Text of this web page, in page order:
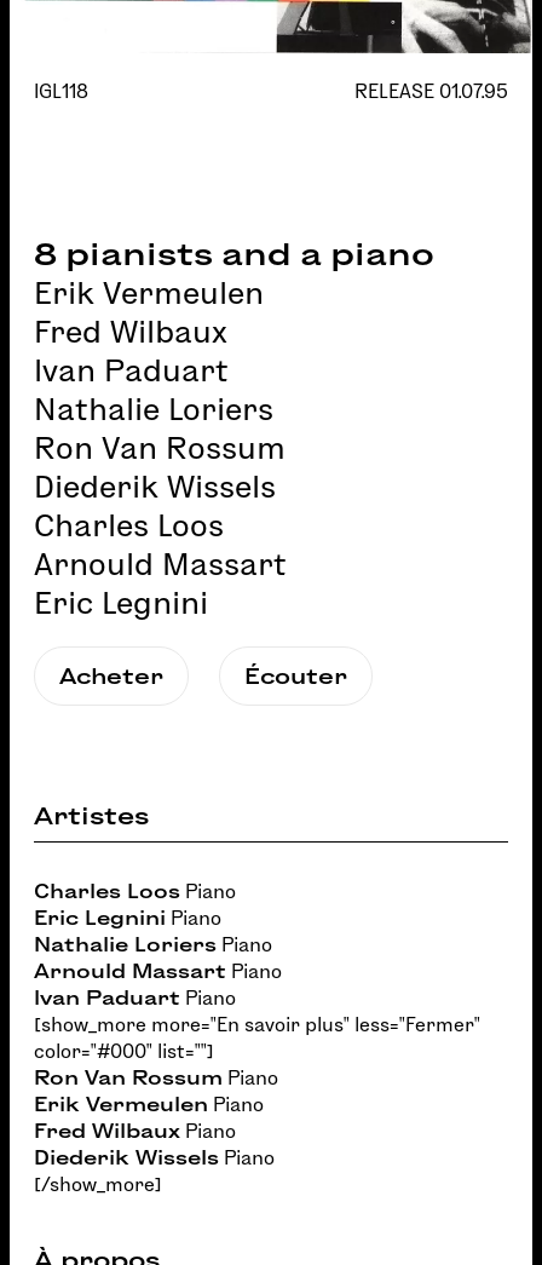
IGL118 RELEASE 01.07.95
8 pianists and a piano
Erik Vermeulen
Fred Wilbaux
Ivan Paduart
Nathalie Loriers
Ron Van Rossum
Diederik Wissels
Charles Loos
Arnould Massart
Eric Legnini
Acheter Écouter
Artistes
Charles Loos Piano
Eric Legnini Piano
Nathalie Loriers Piano
Arnould Massart Piano
Ivan Paduart Piano
[show_more more="En savoir plus" less="Fermer"
color="#000" list=""]
Ron Van Rossum Piano
Erik Vermeulen Piano
Fred Wilbaux Piano
Diederik Wissels Piano
[/show_more]